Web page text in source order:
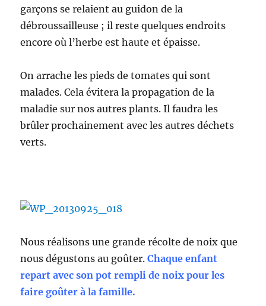
garçons se relaient au guidon de la
débroussailleuse ; il reste quelques endroits
encore où l’herbe est haute et épaisse.
On arrache les pieds de tomates qui sont
malades. Cela évitera la propagation de la
maladie sur nos autres plants. Il faudra les
brûler prochainement avec les autres déchets
verts.
Nous réalisons une grande récolte de noix que
nous dégustons au goûter.Chaque enfant
repart avec son pot rempli de noix pour les
faire goûter à la famille.